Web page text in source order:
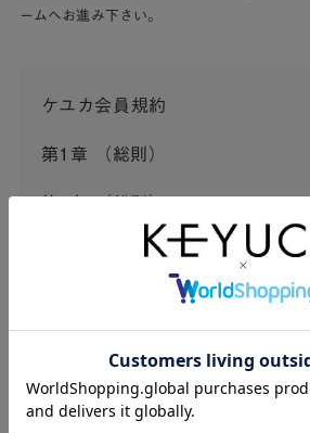
ームへお進み下さい。
ケユカ会員規約
第1章 （総則）
この会員規約（以下「本規約」といい
式会社ケユカ事業部（以下「弊社」と
する一連のサービスに関し、弊社が次
本規約は、会員と弊社との間のサービ
切の関係に適用されるものとします。
弊社が一連のサービスを提供するにあ